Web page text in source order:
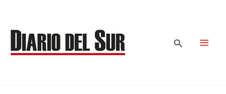
contenido
Buscar